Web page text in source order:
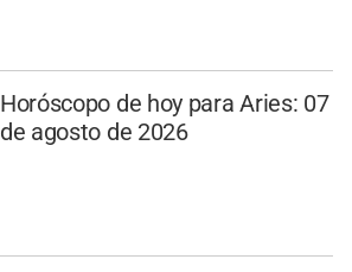
Horóscopo de hoy para Aries: 07
de agosto de 2026